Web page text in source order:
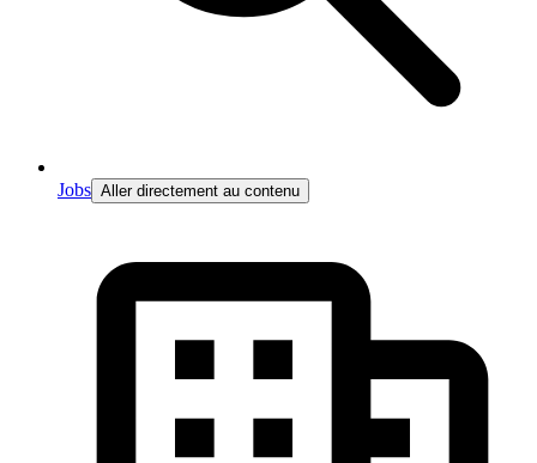
Jobs Aller directement au contenu